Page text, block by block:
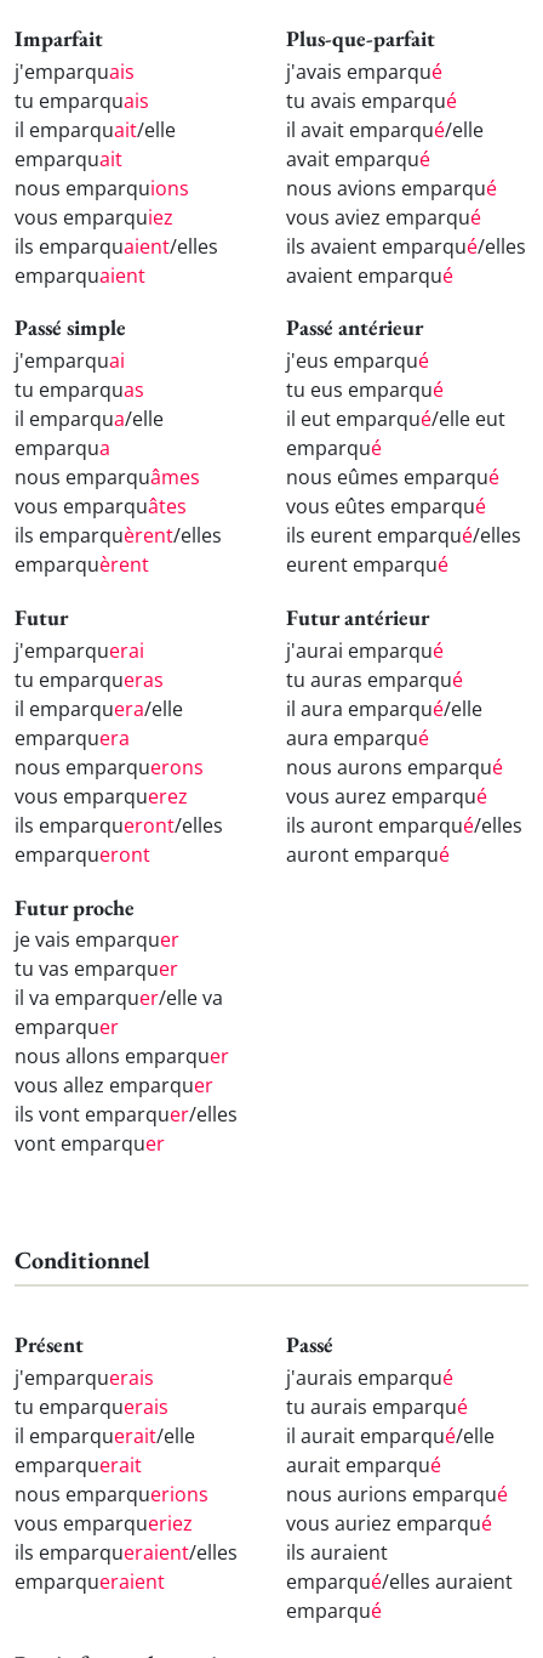
Imparfait
j'emparquais
tu emparquais
il emparquait/elle
emparquait
nous emparquions
vous emparquiez
ils emparquaient/elles
emparquaient
Plus-que-parfait
j'avais emparqué
tu avais emparqué
il avait emparqué/elle
avait emparqué
nous avions emparqué
vous aviez emparqué
ils avaient emparqué/elles
avaient emparqué
Passé simple
j'emparquai
tu emparquas
il emparqua/elle
emparqua
nous emparquâmes
vous emparquâtes
ils emparquèrent/elles
emparquèrent
Passé antérieur
j'eus emparqué
tu eus emparqué
il eut emparqué/elle eut
emparqué
nous eûmes emparqué
vous eûtes emparqué
ils eurent emparqué/elles
eurent emparqué
Futur
j'emparquerai
tu emparqueras
il emparquera/elle
emparquera
nous emparquerons
vous emparquerez
ils emparqueront/elles
emparqueront
Futur antérieur
j'aurai emparqué
tu auras emparqué
il aura emparqué/elle
aura emparqué
nous aurons emparqué
vous aurez emparqué
ils auront emparqué/elles
auront emparqué
Futur proche
je vais emparquer
tu vas emparquer
il va emparquer/elle va
emparquer
nous allons emparquer
vous allez emparquer
ils vont emparquer/elles
vont emparquer
Conditionnel
Présent
j'emparquerais
tu emparquerais
il emparquerait/elle
emparquerait
nous emparquerions
vous emparqueriez
ils emparqueraient/elles
emparqueraient
Passé
j'aurais emparqué
tu aurais emparqué
il aurait emparqué/elle
aurait emparqué
nous aurions emparqué
vous auriez emparqué
ils auraient
emparqué/elles auraient
emparqué